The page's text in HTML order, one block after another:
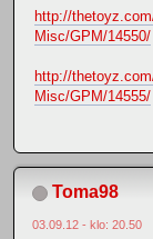
http://
Misc/GPM/14550/
http://
Misc/GPM/14555/
Toma98
03.09.12 - klo: 20.50